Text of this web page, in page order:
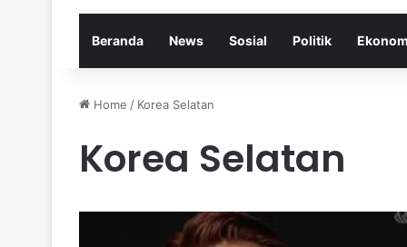
Beranda News Sosial Politik
Home / Korea Selatan
Korea Selatan